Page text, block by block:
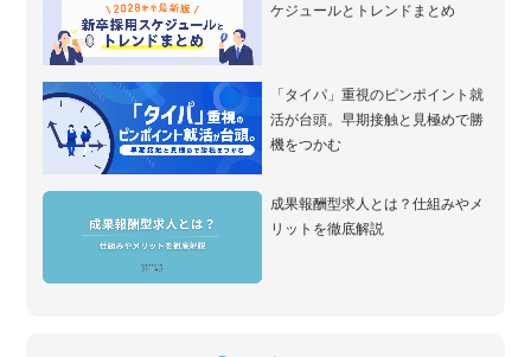
ケジュールとトレンドまとめ
「タイパ」重視のピンポイント就
活が台頭。早期接触と見極めで勝
機をつかむ
成果報酬型求人とは？仕組みやメ
リットを徹底解説